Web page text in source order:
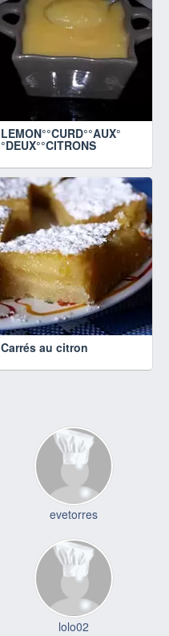
LEMON°°CURD°°AUX°
°DEUX°°CITRONS
Carrés au citron
evetorres
lolo02